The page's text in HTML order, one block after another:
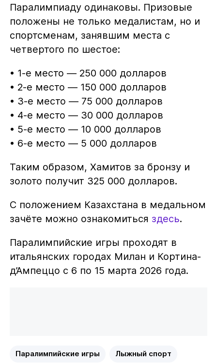
Паралимпиаду одинаковы. Призовые
положены не только медалистам, но и
спортсменам, занявшим места с
четвертого по шестое:
• 1-е место — 250 000 долларов
• 2-е место — 150 000 долларов
• 3-е место — 75 000 долларов
• 4-е место — 30 000 долларов
• 5-е место — 10 000 долларов
• 6-е место — 5 000 долларов
Таким образом, Хамитов за бронзу и
золото получит 325 000 долларов.
С положением Казахстана в медальном
зачёте можно ознакомиться здесь.
Паралимпийские игры проходят в
итальянских городах Милан и Кортина-
д’Ампеццо с 6 по 15 марта 2026 года.
Паралимпийские игры Лыжный спорт